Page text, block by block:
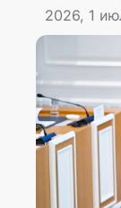
2026, 1